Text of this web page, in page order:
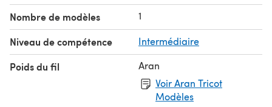
Nombre de modèles 1
Niveau de compétence Intermédiaire
Poids du fil
Aran
Voir Aran Tricot
Modèles